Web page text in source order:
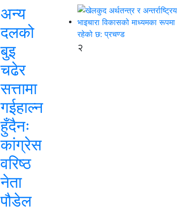
अन्य
दलको
बुइ
चढेर
सत्तामा
गईहाल्न
हुँदैनः
कांग्रेस
वरिष्ठ
नेता
पौडेल
२